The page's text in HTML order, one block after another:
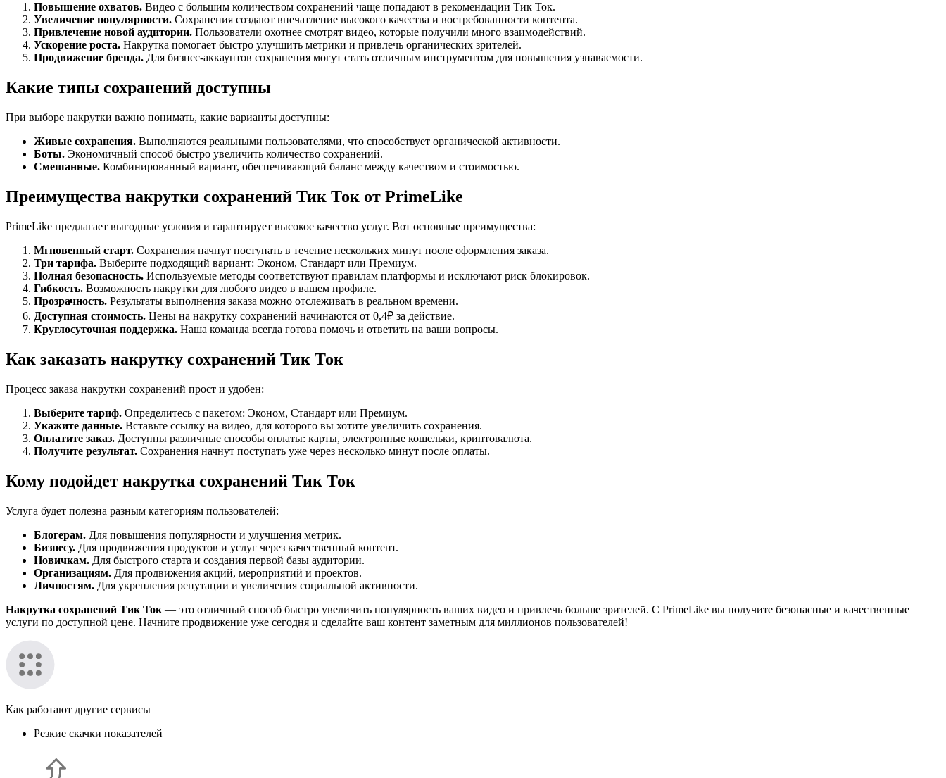
Повышение охватов. Видео с большим количеством сохранений чаще попадают в рекомендации Тик Ток.
Увеличение популярности. Сохранения создают впечатление высокого качества и востребованности контента.
Привлечение новой аудитории. Пользователи охотнее смотрят видео, которые получили много взаимодействий.
Ускорение роста. Накрутка помогает быстро улучшить метрики и привлечь органических зрителей.
Продвижение бренда. Для бизнес-аккаунтов сохранения могут стать отличным инструментом для повышения узнаваемости.
Какие типы сохранений доступны
При выборе накрутки важно понимать, какие варианты доступны:
Живые сохранения. Выполняются реальными пользователями, что способствует органической активности.
Боты. Экономичный способ быстро увеличить количество сохранений.
Смешанные. Комбинированный вариант, обеспечивающий баланс между качеством и стоимостью.
Преимущества накрутки сохранений Тик Ток от PrimeLike
PrimeLike предлагает выгодные условия и гарантирует высокое качество услуг. Вот основные преимущества:
Мгновенный старт. Сохранения начнут поступать в течение нескольких минут после оформления заказа.
Три тарифа. Выберите подходящий вариант: Эконом, Стандарт или Премиум.
Полная безопасность. Используемые методы соответствуют правилам платформы и исключают риск блокировок.
Гибкость. Возможность накрутки для любого видео в вашем профиле.
Прозрачность. Результаты выполнения заказа можно отслеживать в реальном времени.
Доступная стоимость. Цены на накрутку сохранений начинаются от 0,4₽ за действие.
Круглосуточная поддержка. Наша команда всегда готова помочь и ответить на ваши вопросы.
Как заказать накрутку сохранений Тик Ток
Процесс заказа накрутки сохранений прост и удобен:
Выберите тариф. Определитесь с пакетом: Эконом, Стандарт или Премиум.
Укажите данные. Вставьте ссылку на видео, для которого вы хотите увеличить сохранения.
Оплатите заказ. Доступны различные способы оплаты: карты, электронные кошельки, криптовалюта.
Получите результат. Сохранения начнут поступать уже через несколько минут после оплаты.
Кому подойдет накрутка сохранений Тик Ток
Услуга будет полезна разным категориям пользователей:
Блогерам. Для повышения популярности и улучшения метрик.
Бизнесу. Для продвижения продуктов и услуг через качественный контент.
Новичкам. Для быстрого старта и создания первой базы аудитории.
Организациям. Для продвижения акций, мероприятий и проектов.
Личностям. Для укрепления репутации и увеличения социальной активности.
Накрутка сохранений Тик Ток — это отличный способ быстро увеличить популярность ваших видео и привлечь больше зрителей. С PrimeLike вы получите безопасные и качественные
услуги по доступной цене. Начните продвижение уже сегодня и сделайте ваш контент заметным для миллионов пользователей!
Как работают другие сервисы
Резкие скачки показателей